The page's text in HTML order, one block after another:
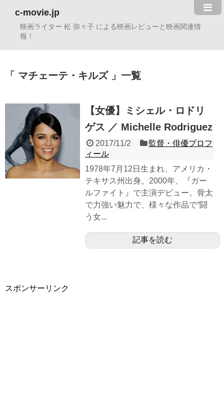
c-movie.jp
映画ライター 松 弥々子 による映画レビューと映画関連情
報！
マチェーテ・キルズ 一覧
【女優】ミシェル・ロドリ
ゲス ／ Michelle Rodriguez
2017/11/2
監督・俳優プロフ
ィール
1978年7月12日生まれ、アメリカ・
テキサス州出身。2000年、『ガー
ルファイト』で主演デビュー。骨太
で力強い魅力で、様々な作品で“闘
う女...
記事を読む
スポンサーリンク